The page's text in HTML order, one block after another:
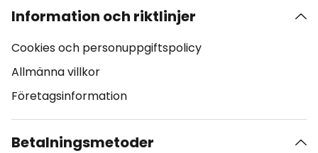
Information och riktlinjer
Cookies och personuppgiftspolicy
Allmänna villkor
Företagsinformation
Betalningsmetoder